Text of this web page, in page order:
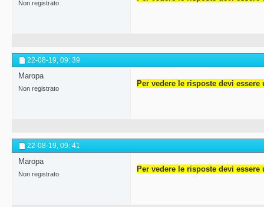
Non registrato
22-08-19, 09: 39
Maropa
Non registrato
Per vedere le risposte devi
22-08-19, 09: 41
Maropa
Non registrato
Per vedere le risposte devi